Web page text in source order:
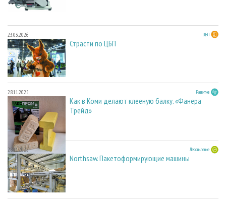
23.03.2026 ЦБП
Страсти по ЦБП
28.11.2025 Развитие
Как в Коми делают клееную балку. «Фанера
Трейд»
28.11.2025 Лесопиление
Northsaw. Пакетоформирующие машины